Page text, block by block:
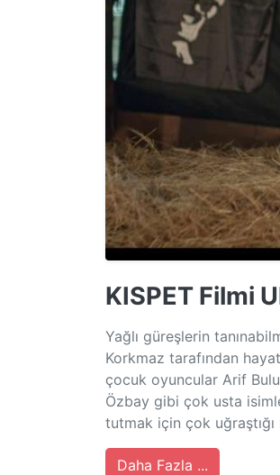
KISPET Filmi
Yağlı güreşlerin
Korkmaz tarafından
çocuk oyuncular Arif
Özbay gibi çok usta
tutmak için çok uğraştığı
Daha Fazla ...